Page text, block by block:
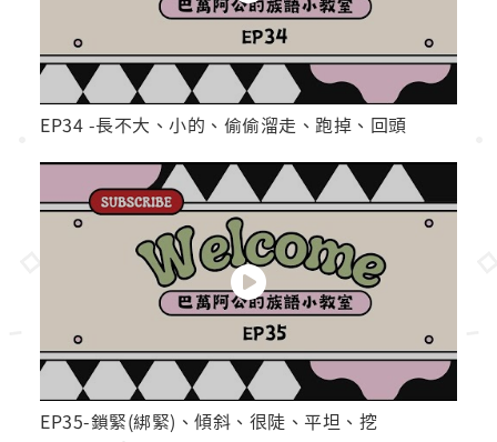
EP34 -長不大、小的、偷偷溜走、跑掉、回頭
EP35-鎖緊(綁緊)、傾斜、很陡、平坦、挖